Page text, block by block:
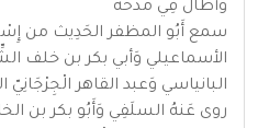
وَأطَال فِي مدحه
سمع أَبُو المظفر الحَدِيث من
الأسماعيلي وَأبي بكر بن خلف
البانياسي وَعبد القاهر الْجِرْجَانِيّ
روى عَنهُ السلَفِي وَأَبُو بكر بن